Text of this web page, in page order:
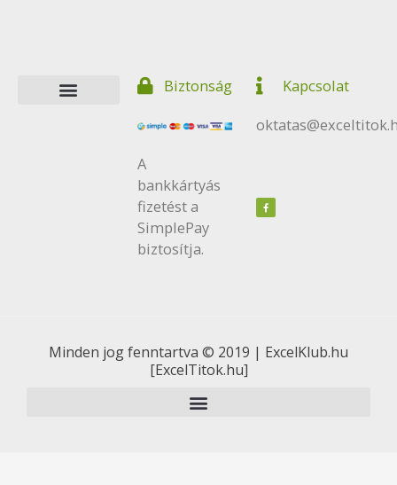
szükséges sütiket.
Biztonság
A
bankkártyás
fizetést a
SimplePay
biztosítja.
Kapcsolat
c
e
b
Minden jog fenntartva © 2019 | ExcelKlub.hu
[ExcelTitok.hu]